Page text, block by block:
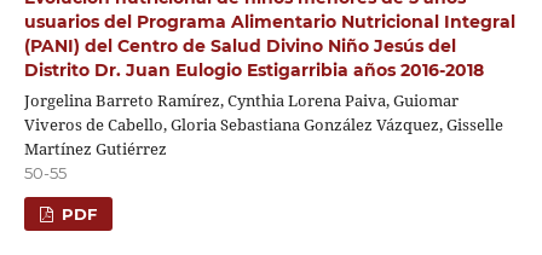
usuarios del Programa Alimentario Nutricional Integral
(PANI) del Centro de Salud Divino Niño Jesús del
Distrito Dr. Juan Eulogio Estigarribia años 2016-2018
Jorgelina Barreto Ramírez, Cynthia Lorena Paiva, Guiomar
Viveros de Cabello, Gloria Sebastiana González Vázquez, Gisselle
Martínez Gutiérrez
50-55
PDF